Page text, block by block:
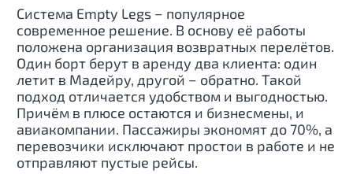
Система Empty Legs − популярное
современное решение. В основу её работы
положена организация возвратных перелётов.
Один борт берут в аренду два клиента: один
летит в Мадейру, другой − обратно. Такой
подход отличается удобством и выгодностью.
Причём в плюсе остаются и бизнесмены, и
авиакомпании. Пассажиры экономят до 70%, а
перевозчики исключают простои в работе и не
отправляют пустые рейсы.